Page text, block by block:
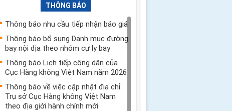
THÔNG BÁO
Thông báo nhu cầu tiếp nhận báo giá
Thông báo bổ sung Danh mục đường
bay nội địa theo nhóm cự ly bay
Thông báo Lịch tiếp công dân của
Cục Hàng không Việt Nam năm 2026
Thông báo về việc cập nhật địa chỉ
Trụ sở Cục Hàng không Việt Nam
theo địa giới hành chính mới